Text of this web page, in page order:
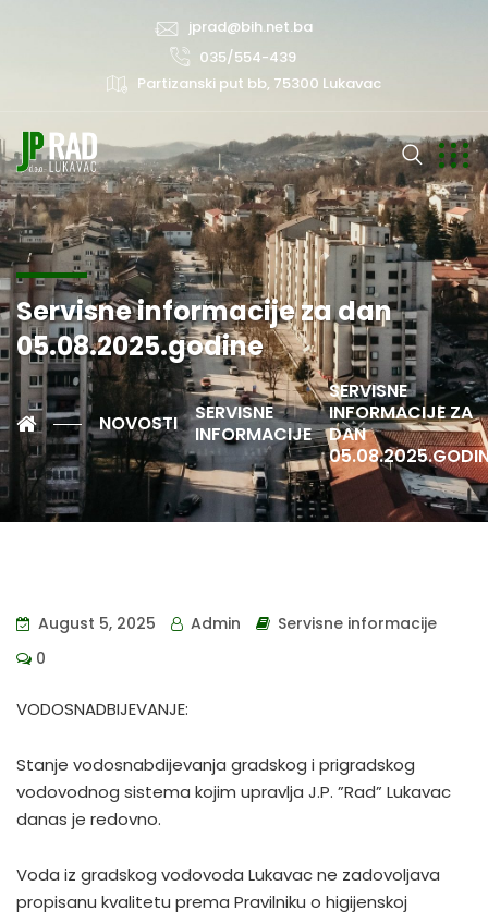
jprad@bih.net.ba
035/554-439
Partizanski put bb, 75300 Lukavac
Servisne informacije za dan
05.08.2025.godine
NOVOSTI
SERVISNE
INFORMACIJE
SERVISNE
INFORMACIJE ZA
DAN
August 5, 2025 Admin
Servisne informacije
0
VODOSNADBIJEVANJE:
Stanje vodosnabdijevanja gradskog i prigradskog
vodovodnog sistema kojim upravlja J.P. ”Rad” Lukavac
danas je redovno.
Voda iz gradskog vodovoda Lukavac ne zadovoljava
propisanu kvalitetu prema Pravilniku o higijenskoj